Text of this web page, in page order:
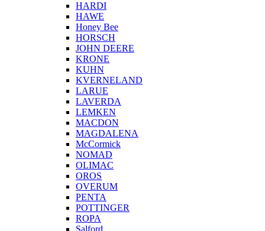
HARDI
HAWE
Honey Bee
HORSCH
JOHN DEERE
KRONE
KUHN
KVERNELAND
LARUE
LAVERDA
LEMKEN
MACDON
MAGDALENA
McCormick
NOMAD
OLIMAC
OROS
OVERUM
PENTA
POTTINGER
ROPA
Salford